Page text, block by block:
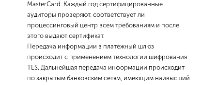
MasterCard. Каждый год сертифицированные
аудиторы проверяют, соответствует ли
процессинговый центр всем требованиям и после
этого выдают сертификат.
Передача информации в платёжный шлюз
происходит с применением технологии шифрования
TLS. Дальнейшая передача информации происходит
по закрытым банковским сетям, имеющим наивысший